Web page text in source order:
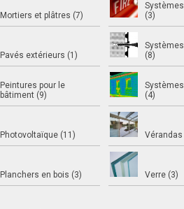
Mortiers et plâtres (7)
Pavés extérieurs (1)
Peintures pour le
bâtiment (9)
Photovoltaïque (11)
Planchers en bois (3)
(3)
(8)
(4)
Vérandas
Verre (3)